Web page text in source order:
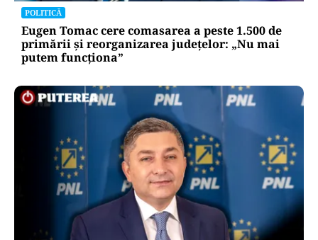
POLITICĂ
Eugen Tomac cere comasarea a peste 1.500 de
primării și reorganizarea județelor: „Nu mai
putem funcționa”